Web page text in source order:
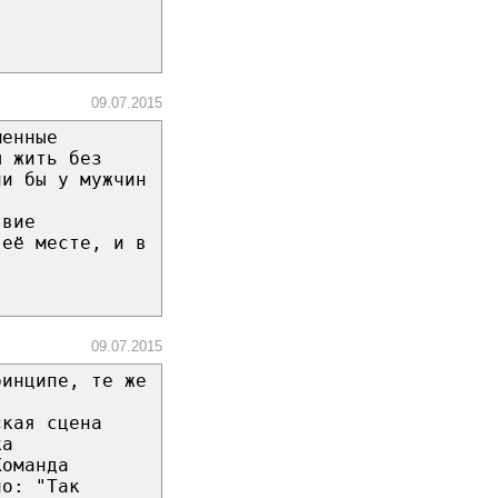
09.07.2015
жить без
бы у мужчин
месте, и в
09.07.2015
те же
сцена
"Так